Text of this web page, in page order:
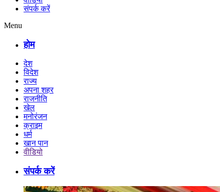
संपर्क करें
Menu
होम
देश
विदेश
राज्य
अपना शहर
राजनीति
खेल
मनोरंजन
क्राइम
धर्म
खान पान
वीडियो
संपर्क करें